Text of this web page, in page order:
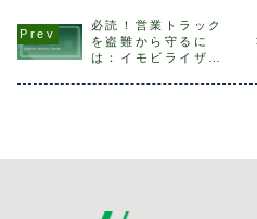
『勘違いが人を動
かすー教養として
の行動経済学入門
ー』という書籍で
集めました。発言
の主は、2024年
に『東京都同情
塔』で芥川賞を
必読！営業トラック
を盗難から守るに
は：イモビライザ